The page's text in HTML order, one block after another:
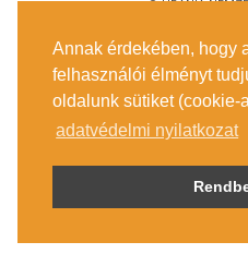
Annak érdekében, hogy
felhasználói élményt
oldalunk sütiket (cookie-
adatvédelmi nyilatkozat
© URÁNIA
1088
ÍRJON